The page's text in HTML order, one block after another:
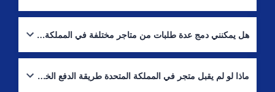
سجّل في Boxit4me لتحصل على عنوان شخصي في المملكة المتحدة.
استخدمه عند الدفع على المواقع البريطانية؛ وسنستقبل طرودك ونعيد
توجيهها إلى عُمان.
هل يمكنني دمج عدة طلبات من متاجر مختلفة في المملكة المتحدة في شحنة واحدة؟
نعم. يمكننا الاحتفاظ بعدة طرود ودمجها في شحنة واحدة — وغالبًا ما تكون
هذه أفضل طريقة لتقليل تكلفة الشحن الدولي إلى عُمان.
ماذا لو لم يقبل متجر في المملكة المتحدة طريقة الدفع الخاصة بي؟